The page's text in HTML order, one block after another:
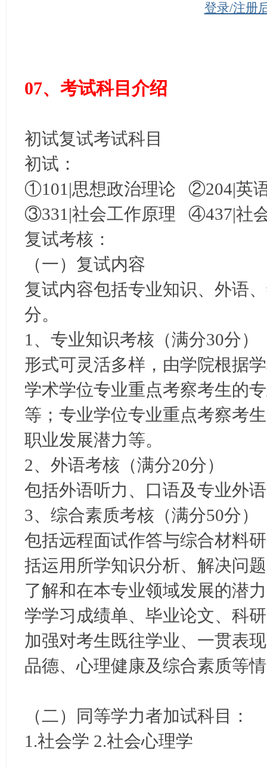
登录/注册
07、考试科目介绍
初试复试考试科目
初试：
①101|思想政治理论 ②204|英
③331|社会工作原理 ④437|社
复试考核：
（一）复试内容
复试内容包括专业知识、外语
分。
1、专业知识考核（满分30分）
形式可灵活多样，由学院根据
学术学位专业重点考察考生的
等；专业学位专业重点考察考
职业发展潜力等。
2、外语考核（满分20分）
包括外语听力、口语及专业外
3、综合素质考核（满分50分）
包括远程面试作答与综合材料
括运用所学知识分析、解决问
了解和在本专业领域发展的潜
学学习成绩单、毕业论文、科
加强对考生既往学业、一贯表
品德、心理健康及综合素质等
（二）同等学力者加试科目：
1.社会学 2.社会心理学